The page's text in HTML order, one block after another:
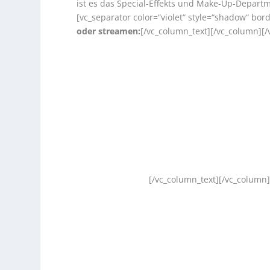
ist es das Special-Effekts und Make-Up-
[vc_separator color=“violet“ style=“shadow“
oder streamen:[/vc_column_text][/
[/vc_column_text][/